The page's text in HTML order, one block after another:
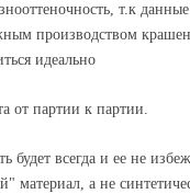
т.к
производством
идеально
от партии к партии.
будет всегда и ее не
материал, а не